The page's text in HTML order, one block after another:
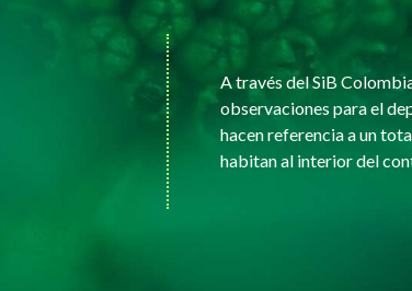
A través del SiB
observaciones para el
hacen referencia a un
habitan al interior del